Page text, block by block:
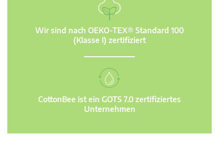
Wir sind nach OEKO-TEX® Standard 100
(Klasse I) zertifiziert
CottonBee ist ein GOTS 7.0 zertifiziertes
Unternehmen